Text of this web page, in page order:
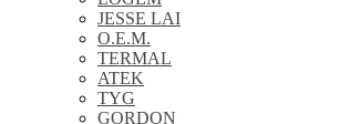
JESSE LAI
O.E.M.
TERMAL
ATEK
TYG
GORDON